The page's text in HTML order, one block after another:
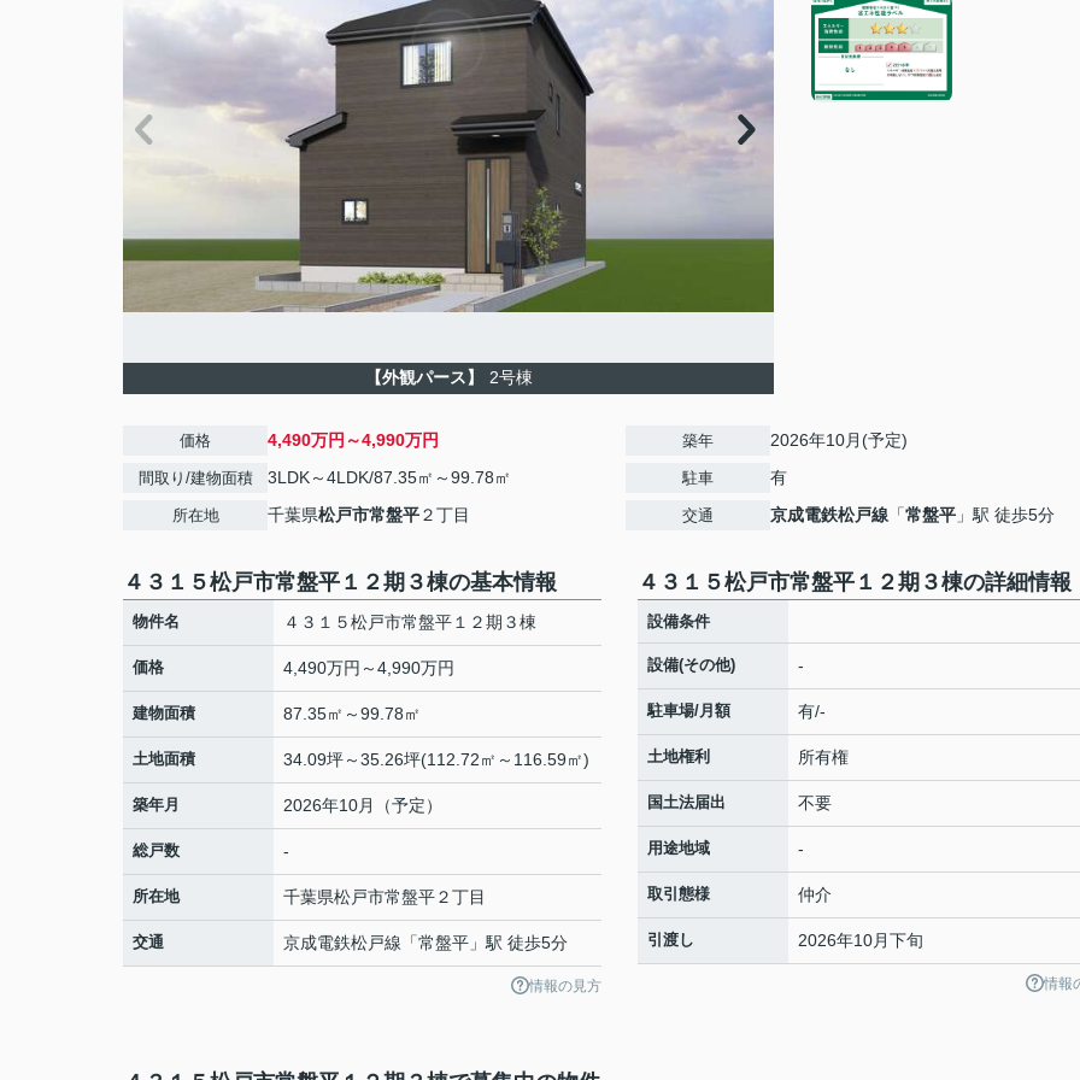
【外観パース】 2号棟
価格 4,490万円～4,990万円
間取り/建物面積 3LDK～4LDK/87.35㎡～99.78㎡
所在地 千葉県松戸市常盤平２丁目
築年 2026年10月(予定)
駐車 有
交通 京成電鉄松戸線 「常盤平 」駅 徒歩5分
４３１５松戸市常盤平１２期３棟の基本情報
物件名 ４３１５松戸市常盤平１２期３棟
価格 4,490万円～4,990万円
建物面積 87.35㎡～99.78㎡
土地面積 34.09坪～35.26坪(112.72㎡～116.59㎡)
築年月 2026年10月（予定）
総戸数 -
所在地 千葉県松戸市常盤平２丁目
交通 京成電鉄松戸線 「常盤平 」駅 徒歩5分
情報の見方
４３１５松戸市常盤平１２期３棟の詳細情報
設備条件
設備(その他) -
駐車場/月額 有/-
土地権利 所有権
国土法届出 不要
用途地域 -
取引態様 仲介
引渡し 2026年10月下旬
情報